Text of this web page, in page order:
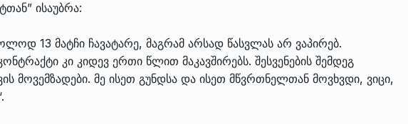
ისაუბრა:
13 მატჩი ჩავატარე, მაგრამ არსად წასვლას არ ვაპირებ.
კი კიდევ ერთი წლით მაკავშირებს. შესვენების შემდეგ
მოვემზადები. მე ისეთ გუნდსა და ისეთ მწვრთნელთან მოვხვდი, ვიცი,